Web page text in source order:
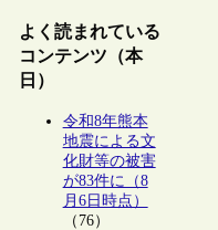
よく読まれている
コンテンツ（本
日）
令和8年熊本
地震による文
化財等の被害
が83件に（8
月6日時点）
（76）